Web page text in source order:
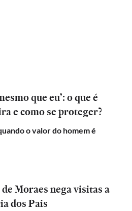
que eu’: o que é
e como se proteger?
o valor do homem é
Moraes nega visitas a
dos Pais